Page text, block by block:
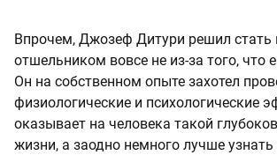
Впрочем, Джозеф Дитури решил
отшельником вовсе не из-за того, что
Он на собственном опыте захотел
физиологические и психологические
оказывает на человека такой
жизни, а заодно немного лучше узнать